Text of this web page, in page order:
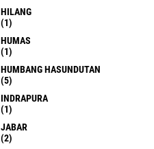
HILANG
(1)
HUMAS
(1)
HUMBANG HASUNDUTAN
(5)
INDRAPURA
(1)
JABAR
(2)